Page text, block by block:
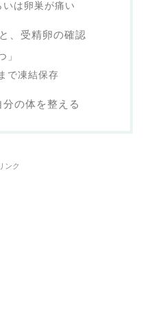
は卵巣が痛い
、受精卵の確認
」
で凍結保存
の体を整える
ンク